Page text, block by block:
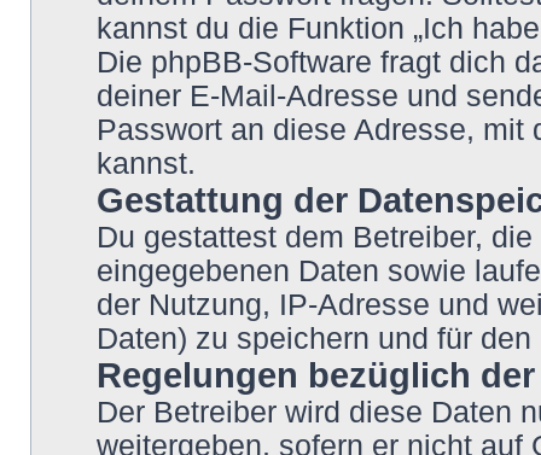
kannst du die Funktion „Ich
Die phpBB-Software fragt dich
deiner E-Mail-Adresse und
Passwort an diese Adresse, mit
kannst.
Gestattung der
Du gestattest dem Betreiber,
eingegebenen Daten sowie
der Nutzung, IP-Adresse und
Daten) zu speichern und für
Regelungen bezüglich
Der Betreiber wird diese Daten
weitergeben, sofern er nicht auf